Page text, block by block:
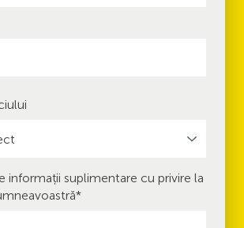
informații suplimentare cu privire la
*